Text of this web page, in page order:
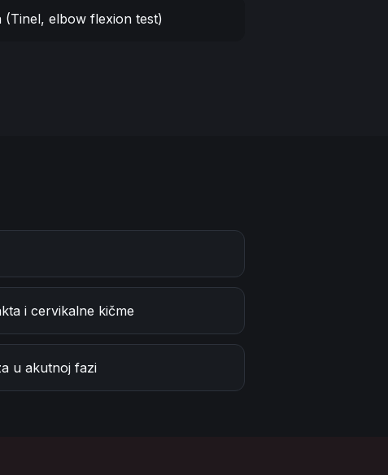
(Tinel, elbow flexion test)
i cervikalne kičme
u akutnoj fazi